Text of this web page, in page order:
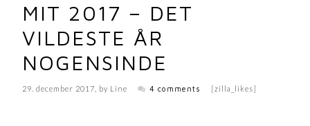
MIT 2017 – DET
VILDESTE ÅR
NOGENSINDE
29. december 2017 , by Line 4 comments [zilla_likes]